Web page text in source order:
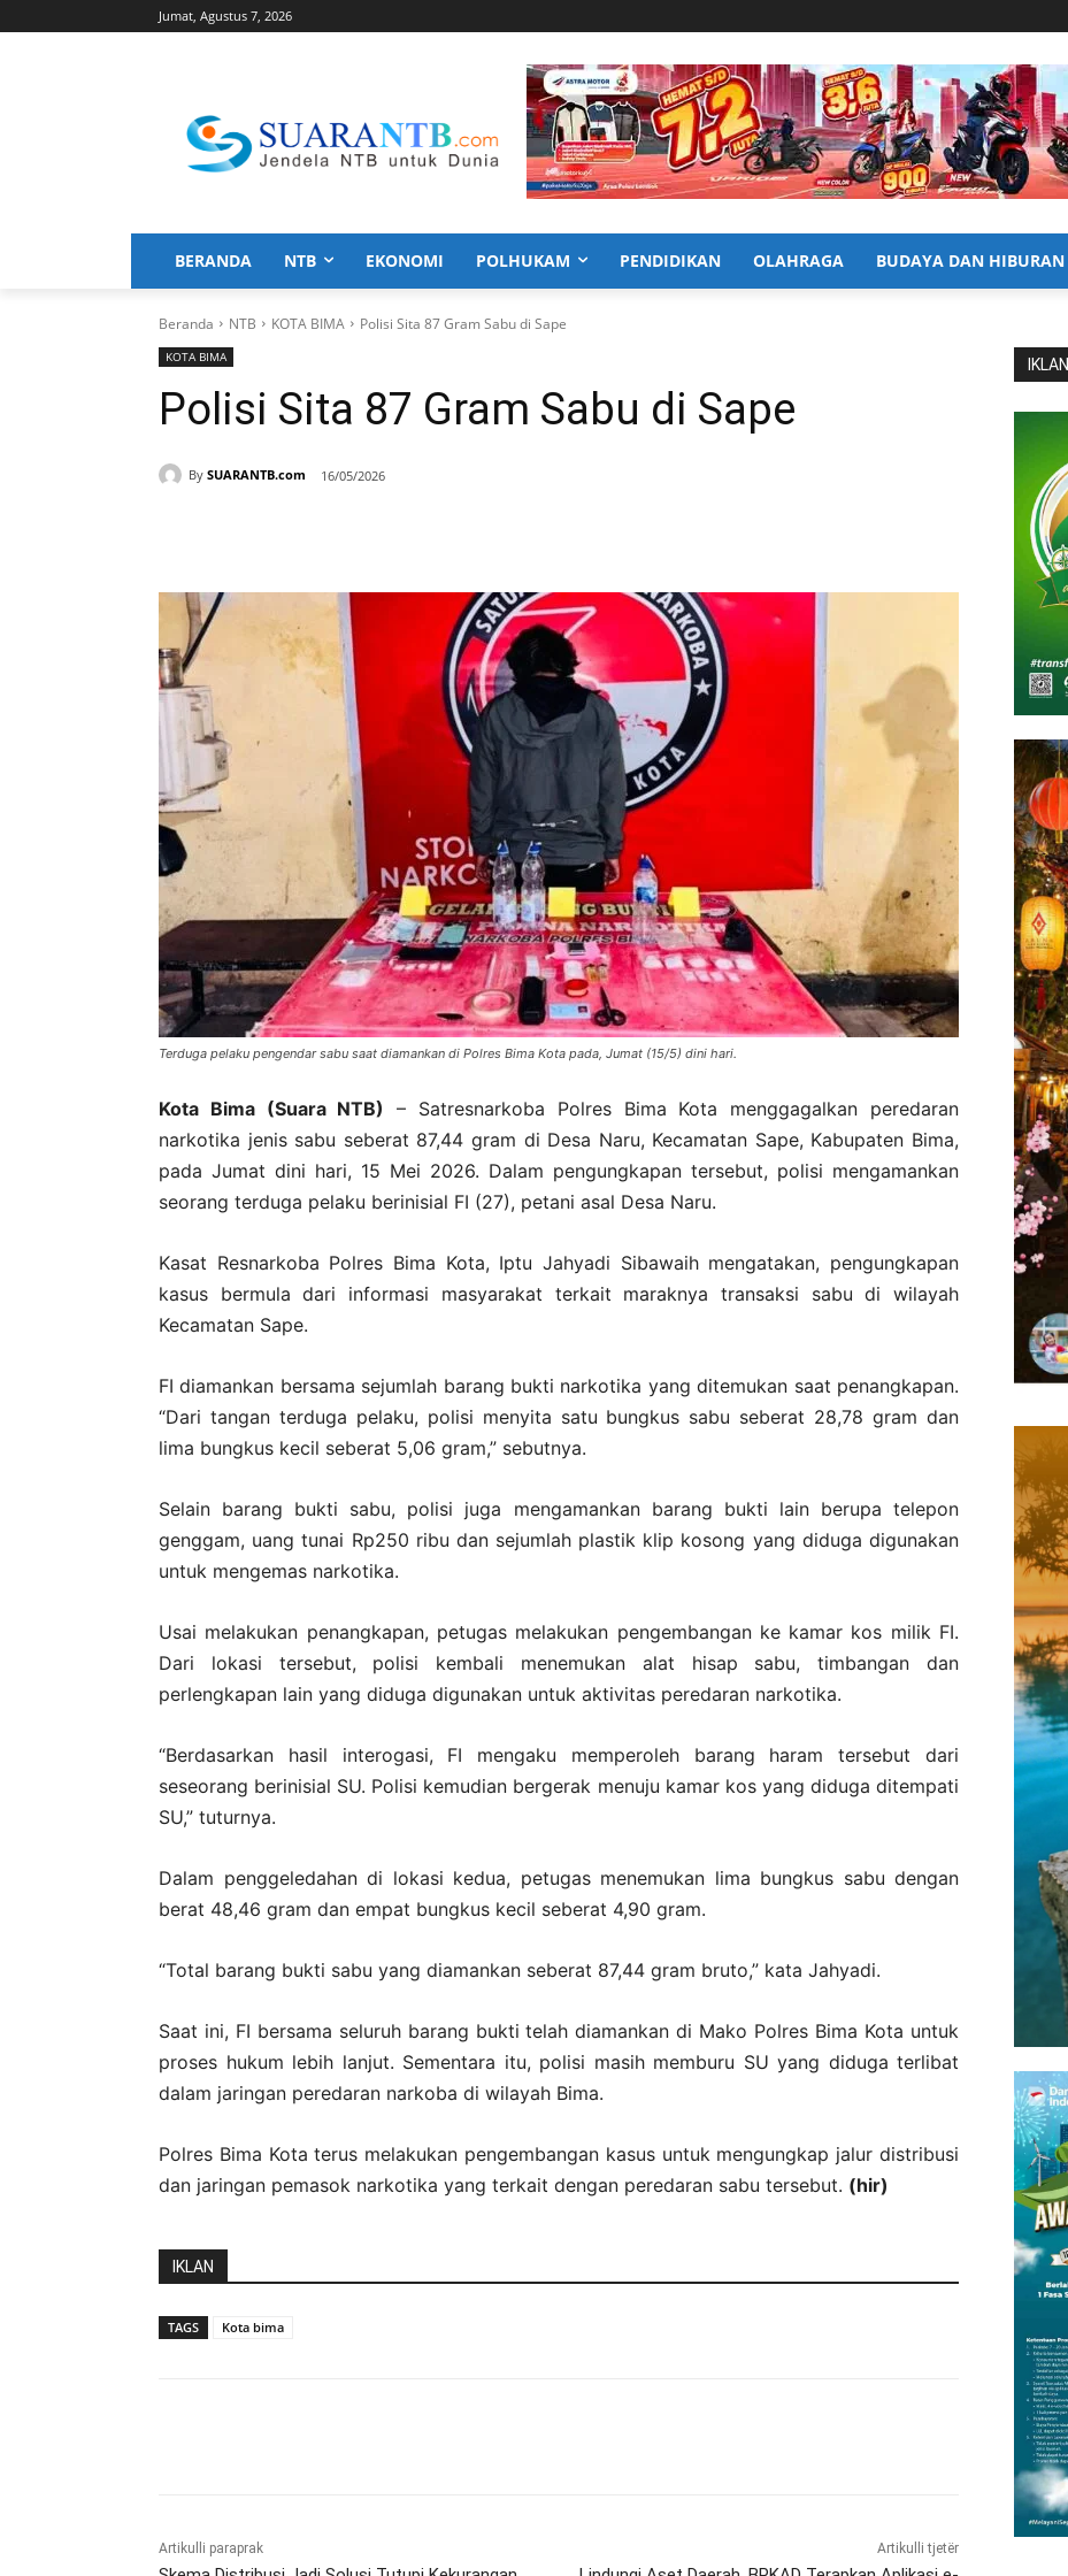
Jumat, Agustus 7, 2026
BERANDA NTB EKONOMI POLHUKAM PENDIDIKAN OLAHRAGA BUDAYA DAN HIBURAN
Beranda NTB KOTA BIMA Polisi Sita 87 Gram Sabu di Sape
KOTA BIMA
Polisi Sita 87 Gram Sabu di Sape
By SUARANTB.com 16/05/2026
Terduga pelaku pengendar sabu saat diamankan di Polres Bima Kota pada, Jumat (15/5) dini hari.
Kota Bima (Suara NTB)
– Satresnarkoba Polres Bima Kota menggagalkan peredaran
narkotika jenis sabu seberat 87,44 gram di Desa Naru, Kecamatan Sape, Kabupaten Bima,
pada Jumat dini hari, 15 Mei 2026. Dalam pengungkapan tersebut, polisi mengamankan
seorang terduga pelaku berinisial FI (27), petani asal Desa Naru.
Kasat Resnarkoba Polres Bima Kota, Iptu Jahyadi Sibawaih mengatakan, pengungkapan
kasus bermula dari informasi masyarakat terkait maraknya transaksi sabu di wilayah
Kecamatan Sape.
FI diamankan bersama sejumlah barang bukti narkotika yang ditemukan saat penangkapan.
“Dari tangan terduga pelaku, polisi menyita satu bungkus sabu seberat 28,78 gram dan
lima bungkus kecil seberat 5,06 gram,” sebutnya.
Selain barang bukti sabu, polisi juga mengamankan barang bukti lain berupa telepon
genggam, uang tunai Rp250 ribu dan sejumlah plastik klip kosong yang diduga digunakan
untuk mengemas narkotika.
Usai melakukan penangkapan, petugas melakukan pengembangan ke kamar kos milik FI.
Dari lokasi tersebut, polisi kembali menemukan alat hisap sabu, timbangan dan
perlengkapan lain yang diduga digunakan untuk aktivitas peredaran narkotika.
“Berdasarkan hasil interogasi, FI mengaku memperoleh barang haram tersebut dari
seseorang berinisial SU. Polisi kemudian bergerak menuju kamar kos yang diduga ditempati
SU,” tuturnya.
Dalam penggeledahan di lokasi kedua, petugas menemukan lima bungkus sabu dengan
berat 48,46 gram dan empat bungkus kecil seberat 4,90 gram.
“Total barang bukti sabu yang diamankan seberat 87,44 gram bruto,” kata Jahyadi.
Saat ini, FI bersama seluruh barang bukti telah diamankan di Mako Polres Bima Kota untuk
proses hukum lebih lanjut. Sementara itu, polisi masih memburu SU yang diduga terlibat
dalam jaringan peredaran narkoba di wilayah Bima.
Polres Bima Kota terus melakukan pengembangan kasus untuk mengungkap jalur distribusi
dan jaringan pemasok narkotika yang terkait dengan peredaran sabu tersebut. (hir)
IKLAN
TAGS Kota bima
Artikulli paraprak Artikulli tjetër
IKLAN